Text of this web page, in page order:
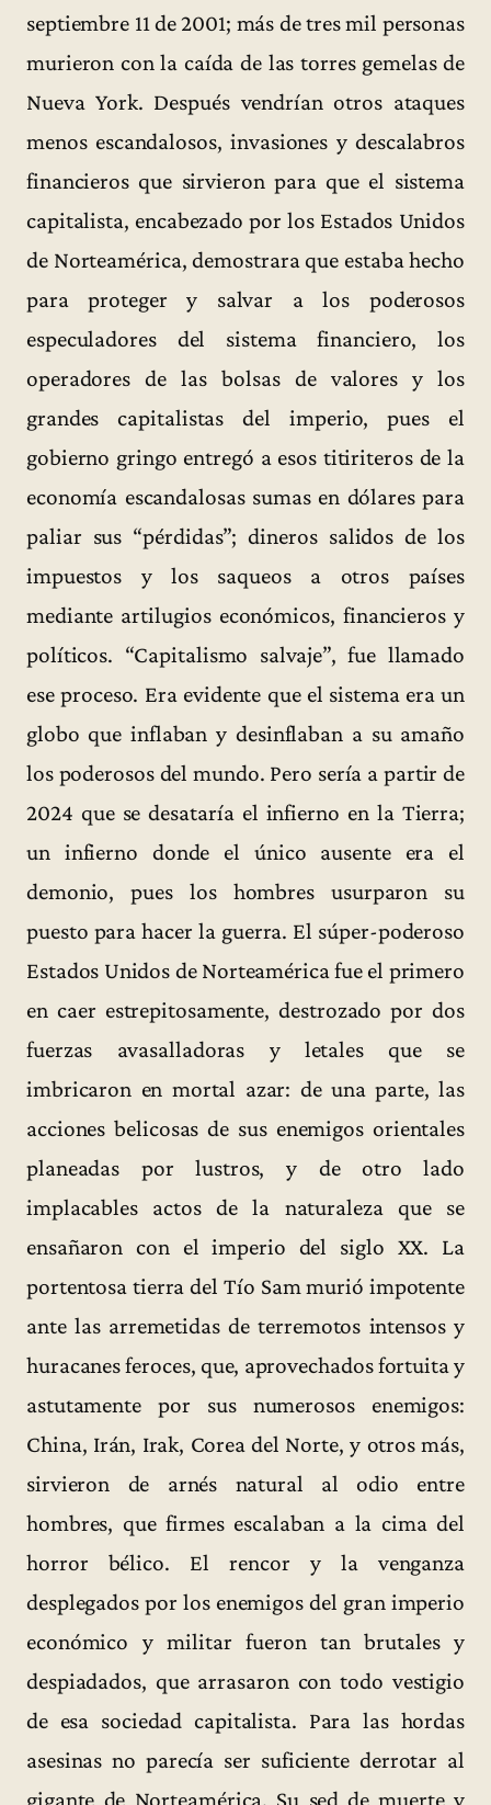
septiembre 11 de 2001; más de tres mil personas
murieron con la caída de las torres gemelas de
Nueva York. Después vendrían otros ataques
menos escandalosos, invasiones y descalabros
financieros que sirvieron para que el sistema
capitalista, encabezado por los Estados Unidos
de Norteamérica, demostrara que estaba hecho
para proteger y salvar a los poderosos
especuladores del sistema financiero, los
operadores de las bolsas de valores y los
grandes capitalistas del imperio, pues el
gobierno gringo entregó a esos titiriteros de la
economía escandalosas sumas en dólares para
paliar sus “pérdidas”; dineros salidos de los
impuestos y los saqueos a otros países
mediante artilugios económicos, financieros y
políticos. “Capitalismo salvaje”, fue llamado
ese proceso. Era evidente que el sistema era un
globo que inflaban y desinflaban a su amaño
los poderosos del mundo. Pero sería a partir de
2024 que se desataría el infierno en la Tierra;
un infierno donde el único ausente era el
demonio, pues los hombres usurparon su
puesto para hacer la guerra. El súper-poderoso
Estados Unidos de Norteamérica fue el primero
en caer estrepitosamente, destrozado por dos
fuerzas avasalladoras y letales que se
imbricaron en mortal azar: de una parte, las
acciones belicosas de sus enemigos orientales
planeadas por lustros, y de otro lado
implacables actos de la naturaleza que se
ensañaron con el imperio del siglo XX. La
portentosa tierra del Tío Sam murió impotente
ante las arremetidas de terremotos intensos y
huracanes feroces, que, aprovechados fortuita y
astutamente por sus numerosos enemigos:
China, Irán, Irak, Corea del Norte, y otros más,
sirvieron de arnés natural al odio entre
hombres, que firmes escalaban a la cima del
horror bélico. El rencor y la venganza
desplegados por los enemigos del gran imperio
económico y militar fueron tan brutales y
despiadados, que arrasaron con todo vestigio
de esa sociedad capitalista. Para las hordas
asesinas no parecía ser suficiente derrotar al
gigante de Norteamérica. Su sed de muerte y